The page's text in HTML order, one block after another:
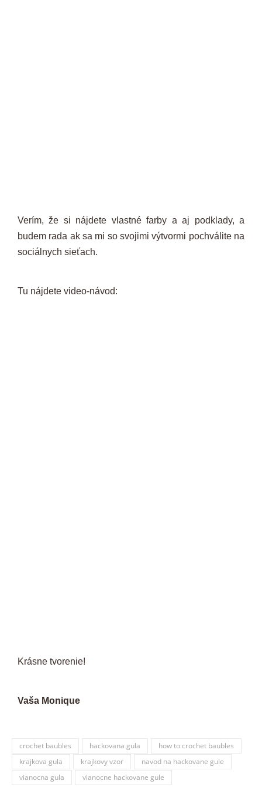
Verím, že si nájdete vlastné farby a aj podklady, a
budem rada ak sa mi so svojimi výtvormi pochválite na
sociálnych sieťach.
Tu nájdete video-návod:
Krásne tvorenie!
Vaša Monique
crochet baubles hackovana gula
how to crochet baubles
krajkova gula
krajkovy vzor
navod na hackovane gule
vianocna gula
vianocne hackovane gule